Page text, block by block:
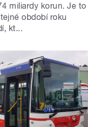
miliardy korun. Je to
období roku
kt...